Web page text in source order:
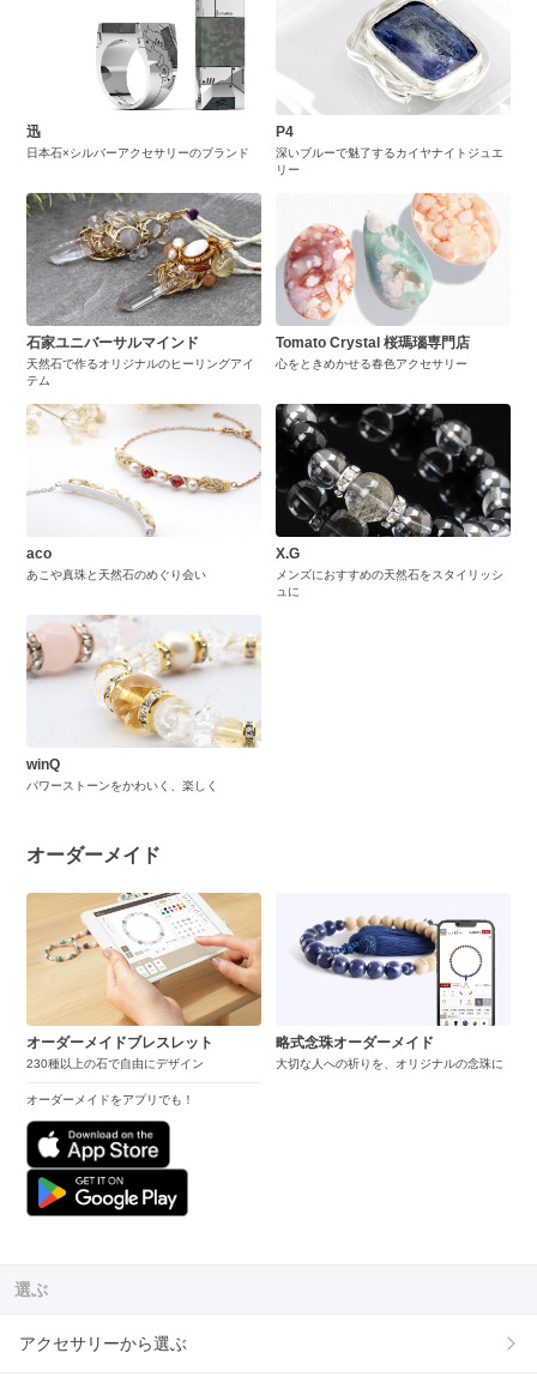
迅
日本石×シルバーアクセサリーのブランド
P4
深いブルーで魅了するカイヤナイトジュエ
リー
石家ユニバーサルマインド
天然石で作るオリジナルのヒーリングアイ
テム
Tomato Crystal 桜瑪瑙専門店
心をときめかせる春色アクセサリー
aco
あこや真珠と天然石のめぐり会い
X.G
メンズにおすすめの天然石をスタイリッシ
ュに
winQ
パワーストーンをかわいく、楽しく
オーダーメイド
オーダーメイドブレスレット
230種以上の石で自由にデザイン
オーダーメイドをアプリでも！
略式念珠オーダーメイド
大切な人への祈りを、オリジナルの念珠に
選ぶ
アクセサリーから選ぶ